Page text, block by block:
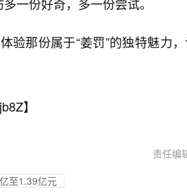
验那份属于“姜罚”的独特魅力
】
责任编
至1.39亿元